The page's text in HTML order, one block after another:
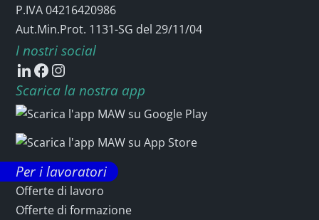
P.IVA 04216420986
Aut.Min.Prot. 1131-SG del 29/11/04
I nostri social
Scarica la nostra app
Per i lavoratori
Offerte di lavoro
Offerte di formazione